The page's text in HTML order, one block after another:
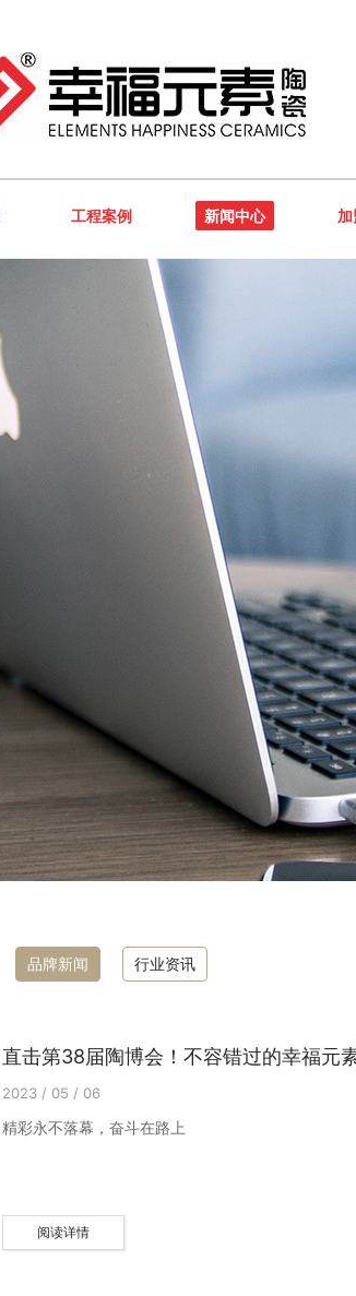
工程案例 新闻中心
品牌新闻 行业资讯
直击第38届陶博会！不容错过的幸福元
2023 / 05 / 06
精彩永不落幕，奋斗在路上
阅读详情